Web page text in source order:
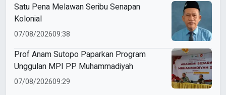
Satu Pena Melawan Seribu Senapan
Kolonial
07/08/202609:38
Prof Anam Sutopo Paparkan Program
Unggulan MPI PP Muhammadiyah
07/08/202609:29